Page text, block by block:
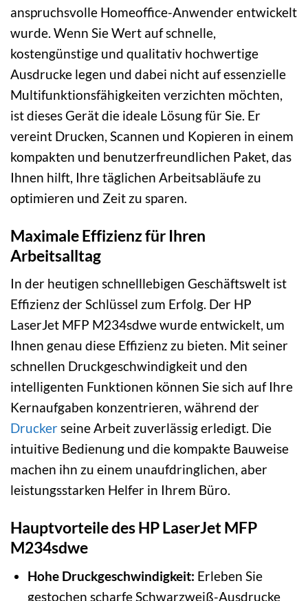
anspruchsvolle Homeoffice-Anwender entwickelt
wurde. Wenn Sie Wert auf schnelle,
kostengünstige und qualitativ hochwertige
Ausdrucke legen und dabei nicht auf essenzielle
Multifunktionsfähigkeiten verzichten möchten,
ist dieses Gerät die ideale Lösung für Sie. Er
vereint Drucken, Scannen und Kopieren in einem
kompakten und benutzerfreundlichen Paket, das
Ihnen hilft, Ihre täglichen Arbeitsabläufe zu
optimieren und Zeit zu sparen.
Maximale Effizienz für Ihren
Arbeitsalltag
In der heutigen schnelllebigen Geschäftswelt ist
Effizienz der Schlüssel zum Erfolg. Der HP
LaserJet MFP M234sdwe wurde entwickelt, um
Ihnen genau diese Effizienz zu bieten. Mit seiner
schnellen Druckgeschwindigkeit und den
intelligenten Funktionen können Sie sich auf Ihre
Kernaufgaben konzentrieren, während der
Druckerseine Arbeit zuverlässig erledigt. Die
intuitive Bedienung und die kompakte Bauweise
machen ihn zu einem unaufdringlichen, aber
leistungsstarken Helfer in Ihrem Büro.
Hauptvorteile des HP LaserJet MFP
M234sdwe
Hohe Druckgeschwindigkeit: Erleben Sie
gestochen scharfe Schwarzweiß-Ausdrucke